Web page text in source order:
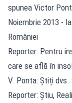
spunea Victor
Noiembrie 2013 -
României
Reporter: Pentru
care se află în
V. Ponta: Știți dvs.
Reporter: Știu,